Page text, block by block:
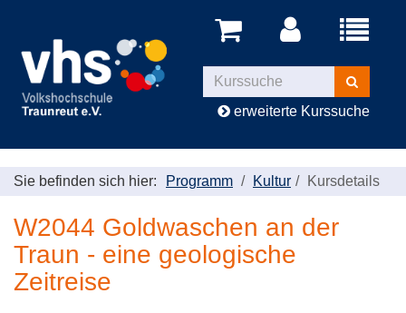
Menü
Kurse
suchen
erweiterte Kurssuche
Sie befinden sich hier: Programm Kultur Kursdetails
W2044 Goldwaschen an der
Traun - eine geologische
Zeitreise